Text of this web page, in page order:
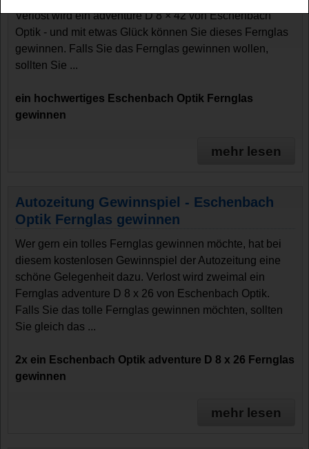
Verlost wird ein adventure D 8 × 42 von Eschenbach
Optik - und mit etwas Glück können Sie dieses Fernglas
gewinnen. Falls Sie das Fernglas gewinnen wollen,
sollten Sie ...
ein hochwertiges Eschenbach Optik Fernglas
gewinnen
mehr lesen
Autozeitung Gewinnspiel - Eschenbach
Optik Fernglas gewinnen
Wer gern ein tolles Fernglas gewinnen möchte, hat bei
diesem kostenlosen Gewinnspiel der Autozeitung eine
schöne Gelegenheit dazu. Verlost wird zweimal ein
Fernglas adventure D 8 x 26 von Eschenbach Optik.
Falls Sie das tolle Fernglas gewinnen möchten, sollten
Sie gleich das ...
2x ein Eschenbach Optik adventure D 8 x 26 Fernglas
gewinnen
mehr lesen